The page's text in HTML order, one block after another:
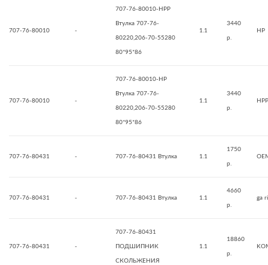
707-76-80010 -
707-76-80010-HPP
Втулка 707-76-
80220,206-70-55280
80*95*86
1.1
3440
р.
HP
707-76-80010 -
707-76-80010-HP
Втулка 707-76-
80220,206-70-55280
80*95*86
1.1
3440
р.
HPP
707-76-80431 - 707-76-80431 Втулка 1.1
1750
р.
707-76-80431 - 707-76-80431 Втулка 1.1
4660
р.
ga
707-76-80431 -
707-76-80431
ПОДШИПНИК
СКОЛЬЖЕНИЯ
1.1
18860
р.